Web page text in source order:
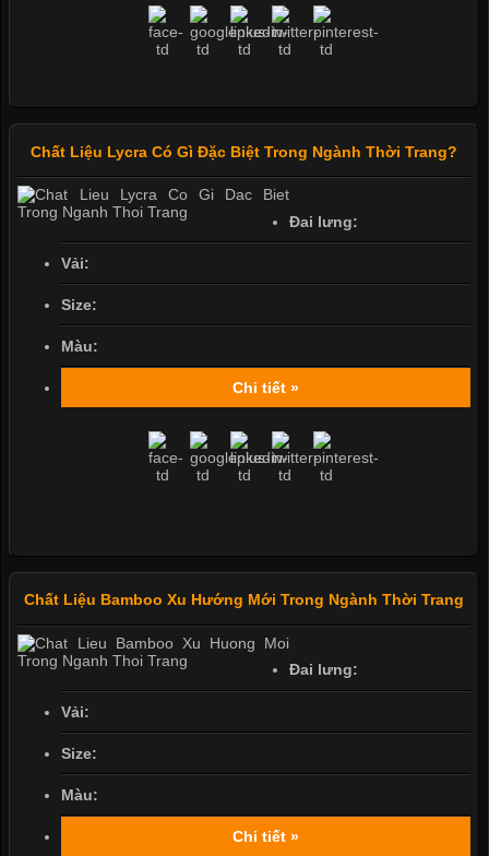
Chất Liệu Lycra Có Gì Đặc Biệt Trong Ngành Thời Trang?
Đai lưng:
Vải:
Size:
Màu:
Chi tiết »
Chất Liệu Bamboo Xu Hướng Mới Trong Ngành Thời Trang
Đai lưng:
Vải:
Size:
Màu:
Chi tiết »